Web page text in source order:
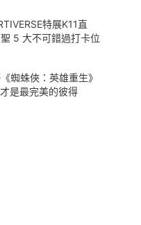
特展K11直
5 大不可錯過打卡位
蜘蛛俠：英雄重生》
是最完美的彼得